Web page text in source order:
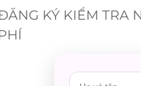
biến đổi khí hậu chỉ là cách
trở nên tệ hơn.
KÝ KIỂM TRA